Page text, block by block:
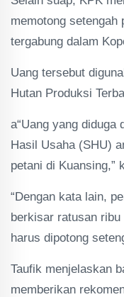
memotong setengah
tergabung dalam
Uang tersebut
Hutan Produksi
a“Uang yang diduga
Hasil Usaha (SHU)
petani di Kuansing,”
“Dengan kata lain,
berkisar ratusan
harus dipotong
Taufik menjelaskan
memberikan